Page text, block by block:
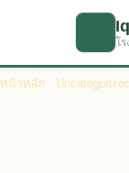
ข้ามไปเนื้อหาหลัก
โ
หน้าหลัก Uncategorized